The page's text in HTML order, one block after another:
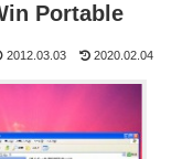
Portable
2012.03.03 2020.02.04